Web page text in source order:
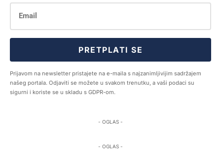
PRETPLATI SE
Prijavom na newsletter pristajete na e-maila s najzanimljivijim sadržajem
našeg portala. Odjaviti se možete u svakom trenutku, a vaši podaci su
sigurni i koriste se u skladu s GDPR-om.
- OGLAS -
- OGLAS -